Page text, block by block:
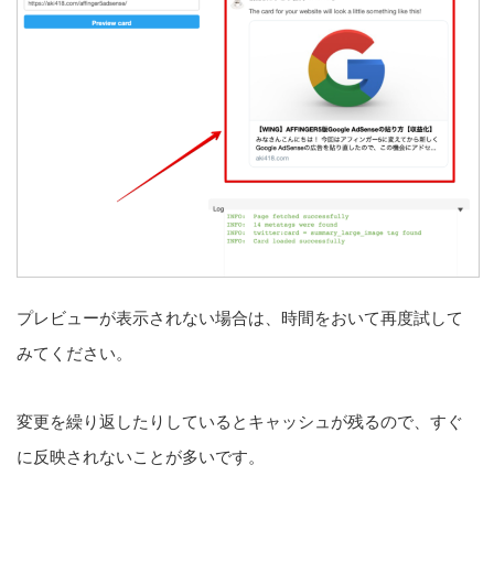
プレビューが表示されない場合は、時間をおいて再度試して
みてください。
変更を繰り返したりしているとキャッシュが残るので、すぐ
に反映されないことが多いです。